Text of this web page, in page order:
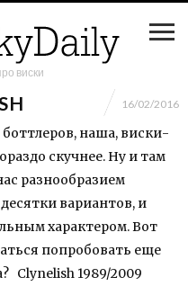
виски
16/02/2016
наша, виски-
скучнее. Ну и там
разнообразием
вариантов, и
характером. Вот
попробовать еще
Clynelish 1989/2009